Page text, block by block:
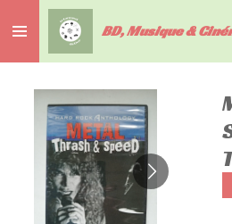
au
contenu
BD, Musique &